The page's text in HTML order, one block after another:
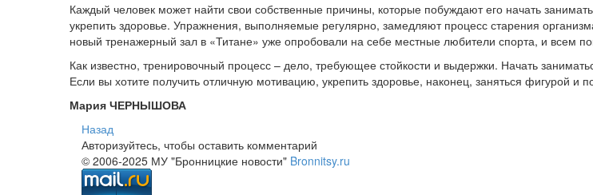
Каждый человек может найти свои собственные причины, которые побуждают его начать
укрепить здоровье. Упражнения, выполняемые регулярно, замедляют процесс старения
новый тренажерный зал в «Титане» уже опробовали на себе местные любители спорта, и всем
Как известно, тренировочный процесс – дело, требующее стойкости и выдержки. Начать
Если вы хотите получить отличную мотивацию, укрепить здоровье, наконец, заняться фигурой
Мария ЧЕРНЫШОВА
Назад
Авторизуйтесь, чтобы оставить комментарий
© 2006-2025 МУ "Бронницкие новости" Bronnitsy.ru